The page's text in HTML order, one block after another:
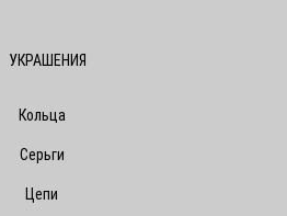
УКРАШЕНИЯ
Кольца
Серьги
Цепи